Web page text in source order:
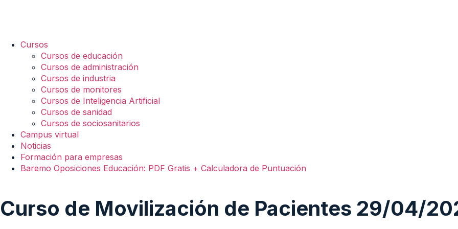
Cursos
Cursos de educación
Cursos de administración
Cursos de industria
Cursos de monitores
Cursos de Inteligencia Artificial
Cursos de sanidad
Cursos de sociosanitarios
Campus virtual
Noticias
Formación para empresas
Baremo Oposiciones Educación: PDF Gratis + Calculadora de Puntuación
Curso de Movilización de Pacientes 29/04/